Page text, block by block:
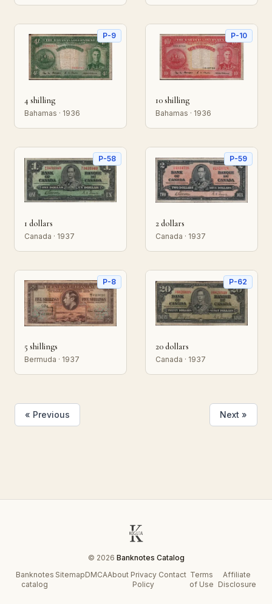
P-9
4 shilling
Bahamas · 1936
P-10
10 shilling
Bahamas · 1936
P-58
1 dollars
Canada · 1937
P-59
2 dollars
Canada · 1937
P-8
5 shillings
Bermuda · 1937
P-62
20 dollars
Canada · 1937
« Previous Next »
© 2026 Banknotes Catalog
Banknotes
catalog
SitemapDMCAAbout Privacy
Policy
Contact Terms
of Use
Affiliate
Disclosure